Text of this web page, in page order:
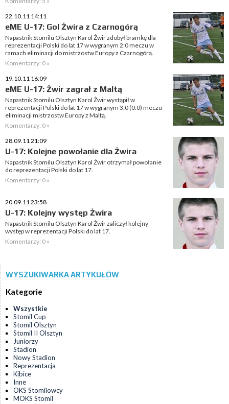
22.10.11 14:11
eME U-17: Gol Żwira z Czarnogórą
Napastnik Stomilu Olsztyn Karol Żwir zdobył bramkę dla
reprezentacji Polski do lat 17 w wygranym 2:0 meczu w
ramach eliminacji do mistrzostw Europy z Czarnogórą.
Komentarzy: 0 »
19.10.11 16:09
eME U-17: Żwir zagrał z Maltą
Napastnik Stomilu Olsztyn Karol Żwir wystąpił w
reprezentacji Polski do lat 17 w wygranym 3:0 (0:0) meczu
eliminacji mistrzostw Europy z Maltą.
Komentarzy: 0 »
28.09.11 21:09
U-17: Kolejne powołanie dla Żwira
Napastnik Stomilu Olsztyn Karol Żwir otrzymał powołanie
do reprezentacji Polski do lat 17.
Komentarzy: 0 »
20.09.11 23:58
U-17: Kolejny występ Żwira
Napastnik Stomilu Olsztyn Karol Żwir zaliczył kolejny
występ w reprezentacji Polski do lat 17.
Komentarzy: 0 »
WYSZUKIWARKA ARTYKUŁÓW
Kategorie
Wszystkie
Stomil Cup
Stomil Olsztyn
Stomil II Olsztyn
Juniorzy
Stadion
Nowy Stadion
Reprezentacja
Kibice
Inne
OKS Stomilowcy
MOKS Stomil